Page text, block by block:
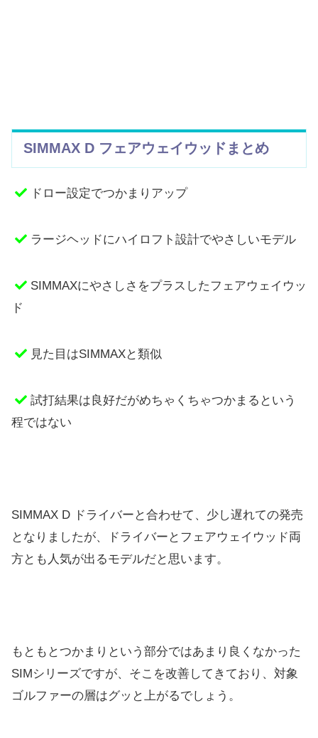
SIMMAX D フェアウェイウッドまとめ
ドロー設定でつかまりアップ
ラージヘッドにハイロフト設計でやさしいモデル
SIMMAXにやさしさをプラスしたフェアウェイウッ
ド
見た目はSIMMAXと類似
試打結果は良好だがめちゃくちゃつかまるという
程ではない
SIMMAX D ドライバーと合わせて、少し遅れての発売
となりましたが、ドライバーとフェアウェイウッド両
方とも人気が出るモデルだと思います。
もともとつかまりという部分ではあまり良くなかった
SIMシリーズですが、そこを改善してきており、対象
ゴルファーの層はグッと上がるでしょう。